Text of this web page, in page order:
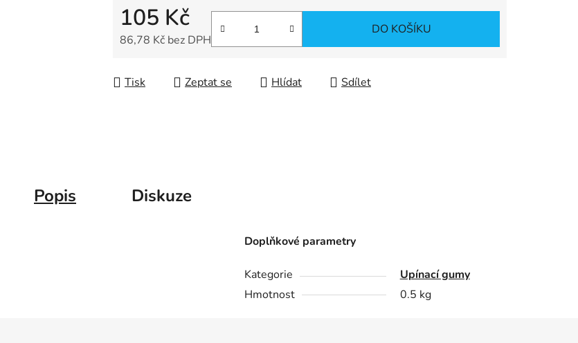
105 Kč
86,78 Kč bez DPH
DO KOŠÍKU
Tisk Zeptat se Hlídat Sdílet
Popis Diskuze
Doplňkové parametry
Kategorie
Upínací gumy
Hmotnost
0.5 kg